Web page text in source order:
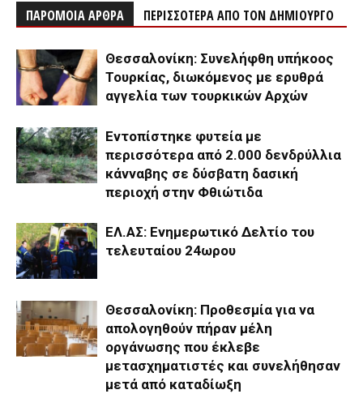
ΠΑΡΟΜΟΙΑ ΑΡΘΡΑ ΠΕΡΙΣΣΟΤΕΡΑ ΑΠΟ ΤΟΝ ΔΗΜΙΟΥΡΓΟ
Θεσσαλονίκη: Συνελήφθη υπήκοος
Τουρκίας, διωκόμενος με ερυθρά
αγγελία των τουρκικών Αρχών
Εντοπίστηκε φυτεία με
περισσότερα από 2.000 δενδρύλλια
κάνναβης σε δύσβατη δασική
περιοχή στην Φθιώτιδα
ΕΛ.ΑΣ: Ενημερωτικό Δελτίο του
τελευταίου 24ωρου
Θεσσαλονίκη: Προθεσμία για να
απολογηθούν πήραν μέλη
οργάνωσης που έκλεβε
μετασχηματιστές και συνελήθησαν
μετά από καταδίωξη